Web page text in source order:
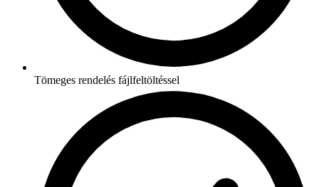
Tömeges rendelés fájlfeltöltéssel